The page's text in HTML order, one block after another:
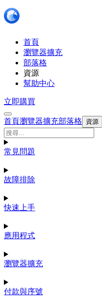
首頁
瀏覽器擴充
部落格
資源
幫助中心
立即購買
首頁瀏覽器擴充部落格 資源
常見問題
故障排除
快速上手
應用程式
瀏覽器擴充
付款與序號